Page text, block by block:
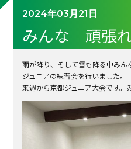
2024年03月21日
みんな 頑張れ
雨が降り、そして雪も降る中みん
ジュニアの練習会を行いました。
来週から京都ジュニア大会です。